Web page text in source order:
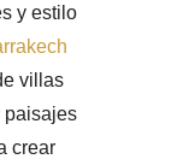
y estilo
villas
paisajes
crear